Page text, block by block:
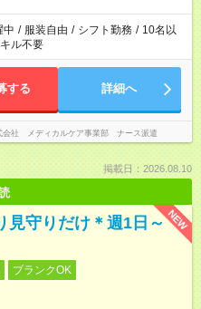
週40時間を超える場合は応募でき
中 / 服装自由 / シフト勤務 / 10名以
ル不要
する 詳細へ
会社 メディカルケア事業部 ナース派遣
掲載日：2026.08.10
NEW
見守りだけ＊週1日～
ブランクOK